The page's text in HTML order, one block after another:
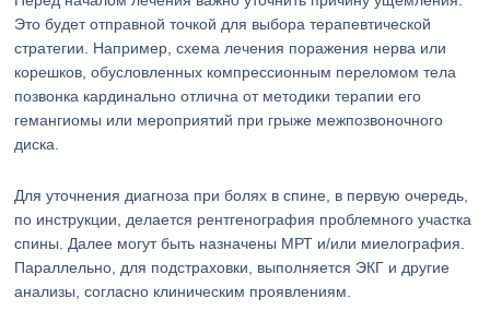
Это будет отправной точкой для выбора терапевтической
стратегии. Например, схема лечения поражения нерва или
корешков, обусловленных компрессионным переломом тела
позвонка кардинально отлична от методики терапии его
гемангиомы или мероприятий при грыже межпозвоночного
диска.
Для уточнения диагноза при болях в спине, в первую очередь,
по инструкции, делается рентгенография проблемного участка
спины. Далее могут быть назначены МРТ и/или миелография.
Параллельно, для подстраховки, выполняется ЭКГ и другие
анализы, согласно клиническим проявлениям.